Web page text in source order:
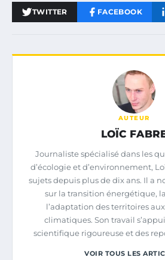
TWITTER FACEBOOK
AUTEUR
LOÏC
Journaliste spécialisé dans les
d’écologie et d’environnement,
sujets depuis plus de dix ans. Il a
sur la transition énergétique,
l’adaptation des territoires
climatiques. Son travail
scientifique rigoureuse et des
VOIR TOUS LES